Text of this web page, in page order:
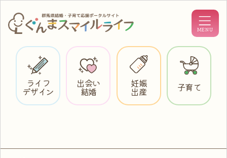
ライフ
デザイン
出会い
結婚
妊娠
出産 子育て